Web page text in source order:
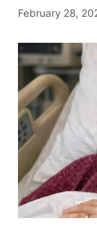
February 28,